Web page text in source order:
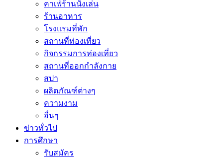
คาเฟ่ร้านนั่งเล่น
ร้านอาหาร
โรงแรมที่พัก
สถานที่ท่องเที่ยว
กิจกรรมการท่องเที่ยว
สถานที่ออกกำลังกาย
สปา
ผลิตภัณฑ์ต่างๆ
ความงาม
อื่นๆ
ข่าวทั่วไป
การศึกษา
รับสมัคร